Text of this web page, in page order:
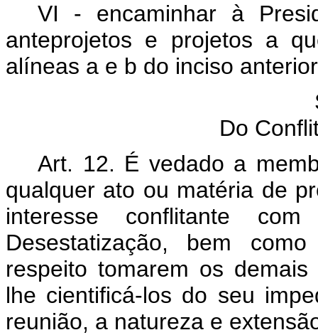
VI - encaminhar à
anteprojetos e projetos a
alíneas a e b do inciso
Do
Art. 12. É vedado a
qualquer ato ou matéria de
interesse conflitante
Desestatização, bem
respeito tomarem os
lhe cientificá-los do seu
reunião, a natureza e